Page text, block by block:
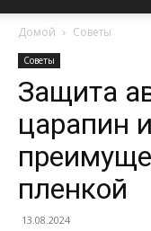
Домой Советы
Советы
Защита
царапин
пленкой
13.08.2024